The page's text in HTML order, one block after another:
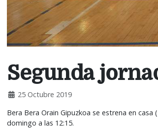
Segunda
25 Octubre 2019
Bera Bera Orain Gipuzkoa se estrena en
domingo a las 12:15.